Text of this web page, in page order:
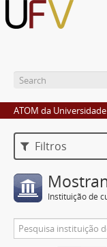
ATOM da
Filtros
Instituição de